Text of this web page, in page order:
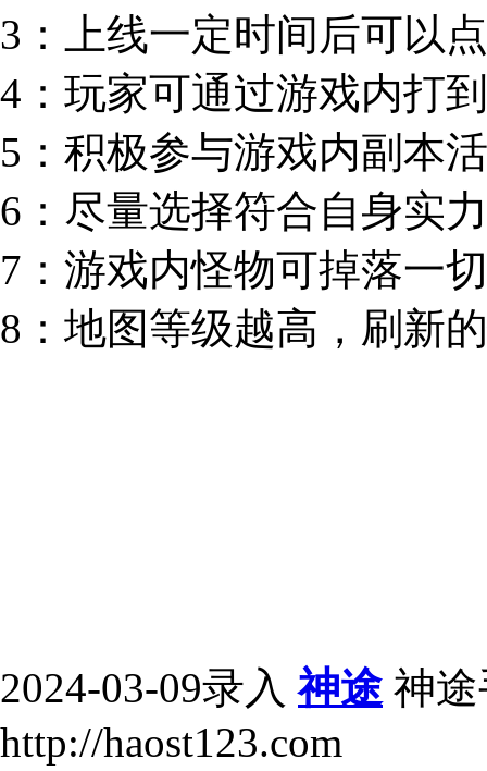
3：上线一定时间后可以
4：玩家可通过游戏内打
5：积极参与游戏内副本
6：尽量选择符合自身实
7：游戏内怪物可掉落一
8：地图等级越高，刷新
2024-03-09录入神途 神
http://haost123.com